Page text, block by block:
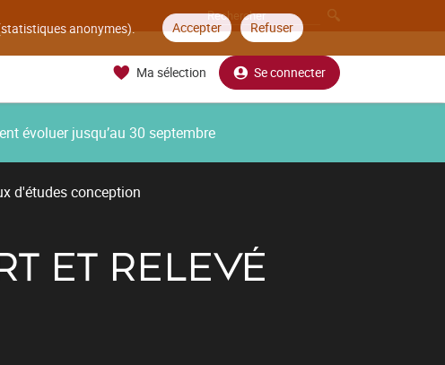
anonymes). Accepter Refuser
Ma sélection Se connecter
évoluer jusqu’au 30 septembre
d'études conception
ET RELEVÉ